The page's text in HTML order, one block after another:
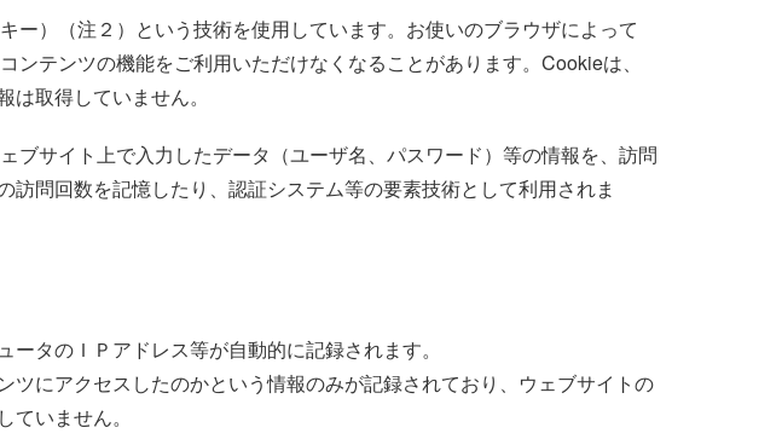
）（注２）という技術を使用しています。お使いのブラウザによって
テンツの機能をご利用いただけなくなることがあります。Cookieは、
取得していません。
サイト上で入力したデータ（ユーザ名、パスワード）等の情報を、訪問
問回数を記憶したり、認証システム等の要素技術として利用されま
タのＩＰアドレス等が自動的に記録されます。
にアクセスしたのかという情報のみが記録されており、ウェブサイトの
いません。